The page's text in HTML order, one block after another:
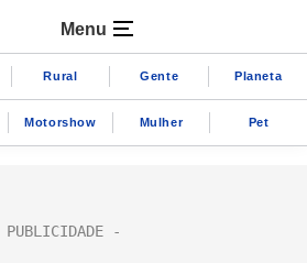
Menu
Rural Gente Planeta
Motorshow Mulher Pet